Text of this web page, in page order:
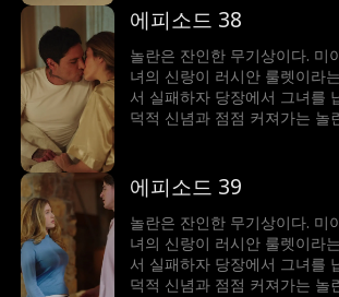
에피소드 38
놀란은 잔인한 무기상이다. 미
녀의 신랑이 러시안 룰렛이라
서 실패하자 당장에서 그녀를
덕적 신념과 점점 커져가는 놀
에피소드 39
놀란은 잔인한 무기상이다. 미
녀의 신랑이 러시안 룰렛이라
서 실패하자 당장에서 그녀를
덕적 신념과 점점 커져가는 놀